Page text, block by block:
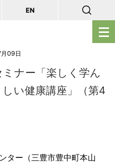
メ
ニ
ー
開
EN
09日
ナー「楽しく学ん
い健康講座」（第4
ター（三豊市豊中町本山